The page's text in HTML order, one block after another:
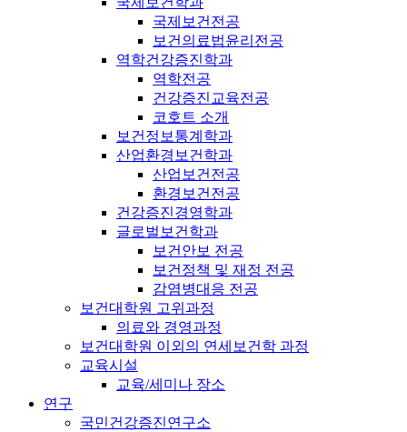
국제보건전공
보건의료법윤리전공
역학건강증진학과
역학전공
건강증진교육전공
코호트 소개
보건정보통계학과
산업환경보건학과
산업보건전공
환경보건전공
건강증진경영학과
글로벌보건학과
보건안보 전공
보건정책 및 재정 전공
감염병대응 전공
보건대학원 고위과정
의료와 경영과정
보건대학원 이외의 연세보건학 과정
교육시설
교육/세미나 장소
연구
국민건강증진연구소